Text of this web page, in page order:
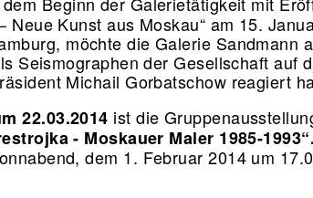
Neue Kunst aus Moskau“ am 15.
möchte die Galerie Sandmann
Seismographen der Gesellschaft auf
Michail Gorbatschow reagiert
22.03.2014 ist die
- Moskauer Maler 1985-1993“.
dem 1. Februar 2014 um